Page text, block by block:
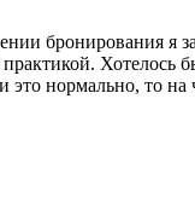
бронирования
Хотелось
нормально, то